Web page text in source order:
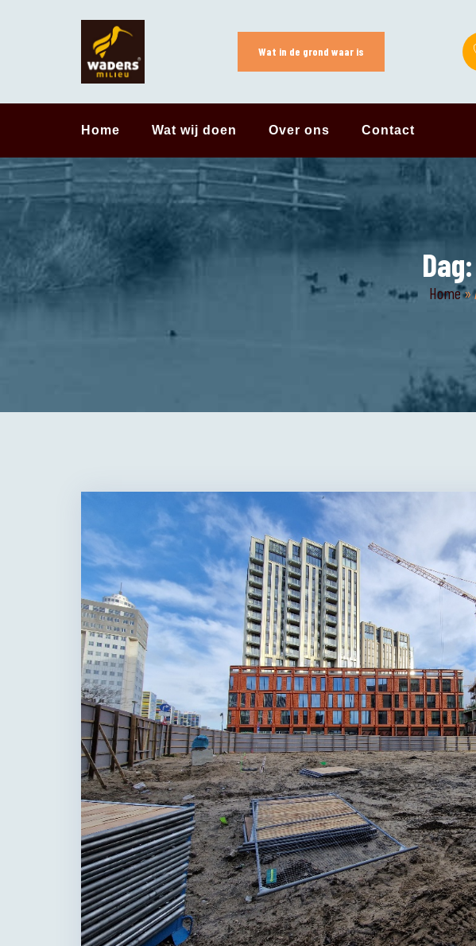
Wat in de grond waar is
Home Wat wij doen Over ons Contact
Dag:
Home»